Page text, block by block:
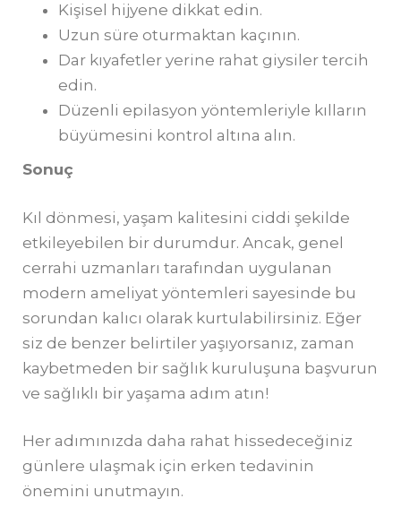
Kişisel hijyene dikkat edin.
Uzun süre oturmaktan kaçının.
Dar kıyafetler yerine rahat giysiler tercih
edin.
Düzenli epilasyon yöntemleriyle kılların
büyümesini kontrol altına alın.
Sonuç
Kıl dönmesi, yaşam kalitesini ciddi şekilde
etkileyebilen bir durumdur. Ancak, genel
cerrahi uzmanları tarafından uygulanan
modern ameliyat yöntemleri sayesinde bu
sorundan kalıcı olarak kurtulabilirsiniz. Eğer
siz de benzer belirtiler yaşıyorsanız, zaman
kaybetmeden bir sağlık kuruluşuna başvurun
ve sağlıklı bir yaşama adım atın!
Her adımınızda daha rahat hissedeceğiniz
günlere ulaşmak için erken tedavinin
önemini unutmayın.